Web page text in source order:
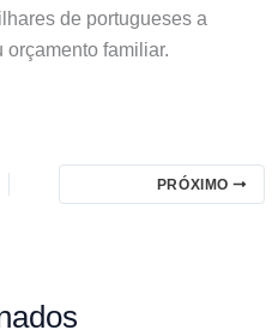
de portugueses a
orçamento familiar.
PRÓXIMO